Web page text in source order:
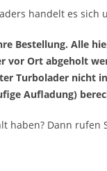
handelt es sich
Bestellung. Alle
vor Ort abgeholt
Turbolader nicht
Aufladung)
Dann